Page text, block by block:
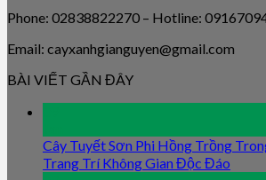
Phone: 02838822270 – Hotline:
Email: cayxanhgianguyen@gmail.com
BÀI VIẾT GẦN ĐÂY
Cây Tuyết Sơn Phi Hồng Trồng
Trang Trí Không Gian Độc Đáo